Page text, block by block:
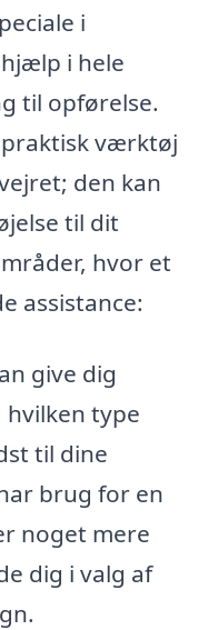
i
i hele
til opførelse.
værktøj
den kan
til dit
hvor et
assistance:
give dig
type
til dine
brug for en
noget mere
dig i valg af